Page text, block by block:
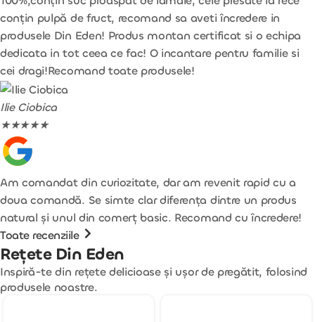
conțin pulpă de fruct, recomand sa aveti încredere in
produsele Din Eden! Produs montan certificat si o echipa
dedicata in tot ceea ce fac! O incantare pentru familie si
cei dragi!Recomand toate produsele!
Ilie Ciobica
★★★★★
Am comandat din curiozitate, dar am revenit rapid cu a
doua comandă. Se simte clar diferența dintre un produs
natural și unul din comerț basic. Recomand cu încredere!
Toate recenziile
Rețete Din Eden
Inspiră-te din rețete delicioase și ușor de pregătit, folosind
produsele noastre.